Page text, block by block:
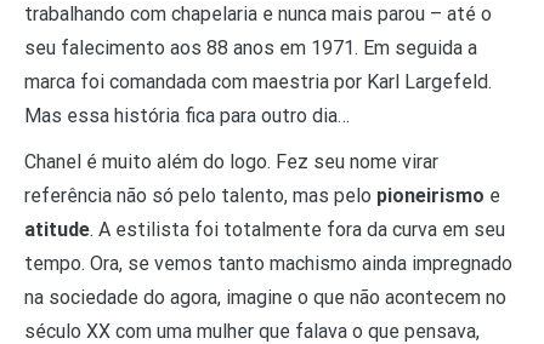
trabalhando com chapelaria e nunca mais parou – até o
seu falecimento aos 88 anos em 1971. Em seguida a
marca foi comandada com maestria por Karl Largefeld.
Mas essa história fica para outro dia…
Chanel é muito além do logo. Fez seu nome virar
referência não só pelo talento, mas pelo pioneirismo e
atitude. A estilista foi totalmente fora da curva em seu
tempo. Ora, se vemos tanto machismo ainda impregnado
na sociedade do agora, imagine o que não acontecem no
século XX com uma mulher que falava o que pensava,